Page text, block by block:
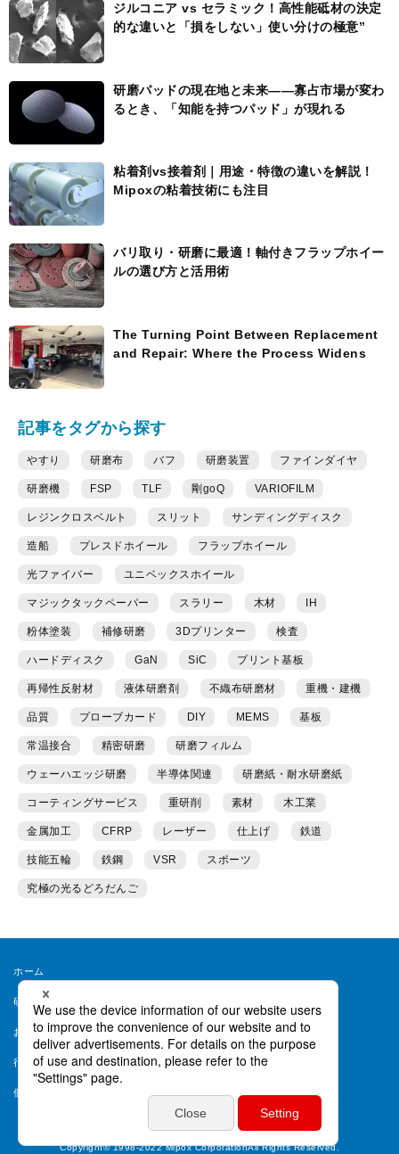
ジルコニア vs セラミック！高性能砥材の決定
的な違いと「損をしない」使い分けの極意”
研磨パッドの現在地と未来――寡占市場が変わ
るとき、「知能を持つパッド」が現れる
粘着剤vs接着剤｜用途・特徴の違いを解説！
Mipoxの粘着技術にも注目
バリ取り・研磨に最適！軸付きフラップホイー
ルの選び方と活用術
The Turning Point Between Replacement
and Repair: Where the Process Widens
記事をタグから探す
やすり 研磨布 バフ 研磨装置 ファインダイヤ
研磨機 FSP TLF 剛goQ VARIOFILM
レジンクロスベルト スリット サンディングディスク
造船 プレスドホイール フラップホイール
光ファイバー ユニベックスホイール
マジックタックペーパー スラリー 木材 IH
粉体塗装 補修研磨 3Dプリンター 検査
ハードディスク GaN SiC プリント基板
再帰性反射材 液体研磨剤 不織布研磨材 重機・建機
品質 プローブカード DIY MEMS 基板
常温接合 精密研磨 研磨フィルム
ウェーハエッジ研磨 半導体関連 研磨紙・耐水研磨紙
コーティングサービス 重研削 素材 木工業
金属加工 CFRP レーザー 仕上げ 鉄道
技能五輪 鉄鋼 VSR スポーツ
究極の光るどろだんご
ホーム
研磨ラボとは
お問い合わせ 会員規約
行動ターゲティング等について ヘルプ
個人情報保護方針
Copyright© 1998-2022 Mipox CorporationAll Rights Reserved.